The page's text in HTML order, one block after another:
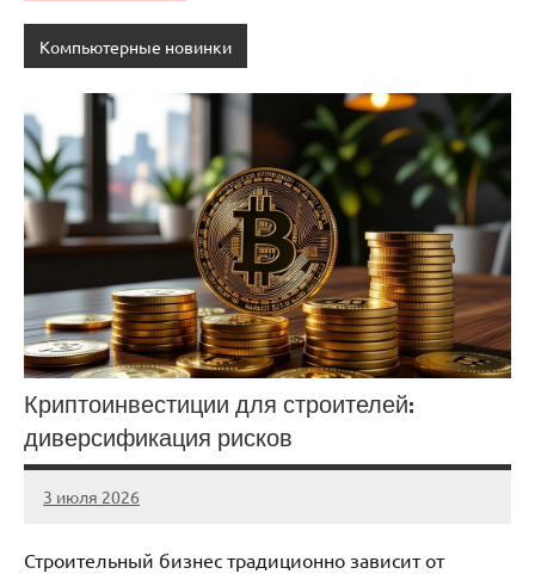
Компьютерные новинки
Криптоинвестиции для строителей:
диверсификация рисков
3 июля 2026
stroicentr_m
Нет
Строительный бизнес традиционно зависит от